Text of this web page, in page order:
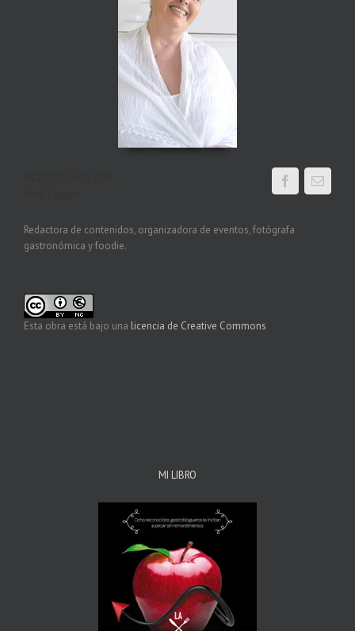
Redactora de contenidos, organizadora de eventos, fotógrafa
gastronómica y foodie.
Esta obra está bajo una licencia de Creative Commons
MI LIBRO